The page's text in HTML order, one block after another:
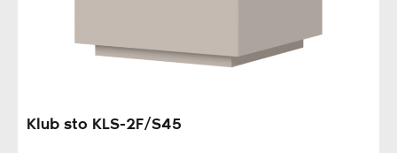
Klub sto KLS-2F/S45